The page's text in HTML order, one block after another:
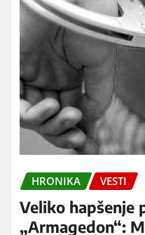
HRONIKA VESTI
Veliko hapšenje
„Armagedon“: